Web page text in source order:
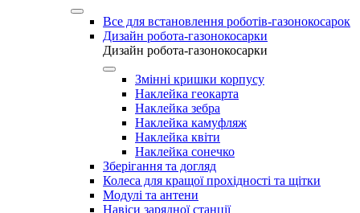
Все для встановлення роботів-газонокосарок
Дизайн робота-газонокосарки
Дизайн робота-газонокосарки
Змінні кришки корпусу
Наклейка геокарта
Наклейка зебра
Наклейка камуфляж
Наклейка квіти
Наклейка сонечко
Зберігання та догляд
Колеса для кращої прохідності та щітки
Модулі та антени
Навіси зарядної станції